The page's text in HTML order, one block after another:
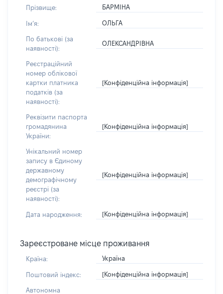
Прізвище: БАРМІНА
Імʼя: ОЛЬГА
По батькові (за
наявності):
ОЛЕКСАНДРІВНА
Реєстраційний
номер облікової
картки платника
податків (за
наявності):
[Конфіденційна інформація]
Реквізити паспорта
громадянина
України:
[Конфіденційна інформація]
Унікальний номер
запису в Єдиному
державному
демографічному
реєстрі (за
наявності):
[Конфіденційна інформація]
Дата народження: [Конфіденційна інформація]
Зареєстроване місце проживання
Країна: Україна
Поштовий індекс: [Конфіденційна інформація]
Автономна